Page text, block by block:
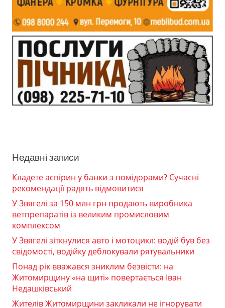
Недавні записи
Кладете аспірин у банки з помідорами? Сучасні
рекомендації радять відмовитися
У Звягелі за 150 млн грн продають виробника
ветпрепаратів із великим промисловим
комплексом
У Звягелі зіткнулися авто і мотоцикл: водій був без
свідомості, водійку деблокували рятувальники
Понад рік вважався зниклим безвісти: на
Житомирщину «на щиті» повертається Іван
Недашківський
Жителів Житомирщини закликали не ігнорувати